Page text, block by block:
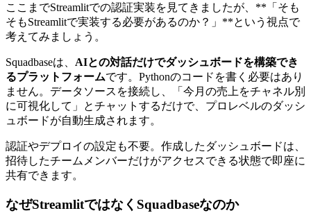
ここまでStreamlitでの認証実装を見てきましたが、**「そも
そもStreamlitで実装する必要があるのか？」**という視点で
考えてみましょう。
Squadbaseは、 AIとの対話だけでダッシュボードを構築でき
るプラットフォームです。Pythonのコードを書く必要はあり
ません。データソースを接続し、「今月の売上をチャネル別
に可視化して」とチャットするだけで、プロレベルのダッシ
ュボードが自動生成されます。
認証やデプロイの設定も不要。作成したダッシュボードは、
招待したチームメンバーだけがアクセスできる状態で即座に
共有できます。
なぜStreamlitではなくSquadbaseなのか